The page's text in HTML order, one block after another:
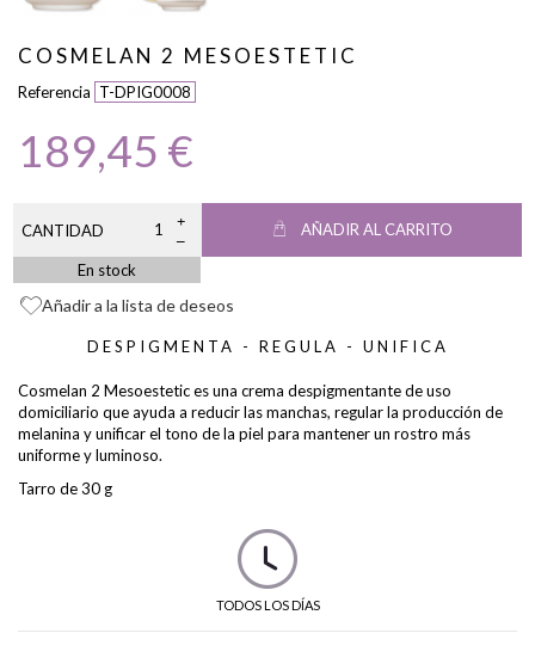
COSMELAN 2 MESOESTETIC
Referencia T-DPIG0008
189,45 €
CANTIDAD AÑADIR AL CARRITO
En stock
Añadir a la lista de deseos
DESPIGMENTA - REGULA - UNIFICA
Cosmelan 2 Mesoestetic es una crema despigmentante de uso
domiciliario que ayuda a reducir las manchas, regular la producción de
melanina y unificar el tono de la piel para mantener un rostro más
uniforme y luminoso.
Tarro de 30 g
TODOS LOS DÍAS